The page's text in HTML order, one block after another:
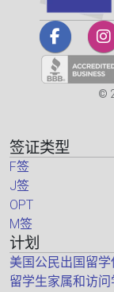
©
签证类型
F签
J签
OPT
M签
计划
美国公民出国留学
留学生家属和访